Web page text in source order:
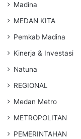
Madina
MEDAN KITA
Pemkab Madina
Kinerja & Investasi
Natuna
REGIONAL
Medan Metro
METROPOLITAN
PEMERINTAHAN